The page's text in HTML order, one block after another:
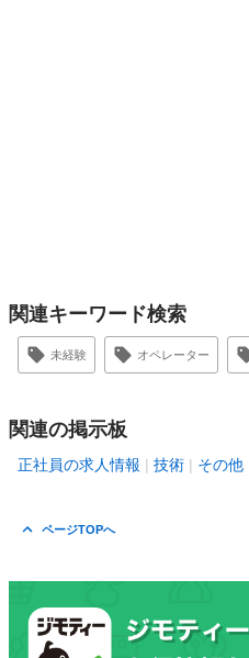
関連キーワード検索
未経験 オペレーター
関連の掲示板
正社員の求人情報 技術 その他
ページTOPへ